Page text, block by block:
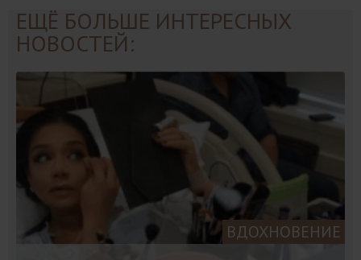
ЕЩЁ БОЛЬШЕ ИНТЕРЕСНЫХ
НОВОСТЕЙ:
ВДОХНОВЕНИЕ